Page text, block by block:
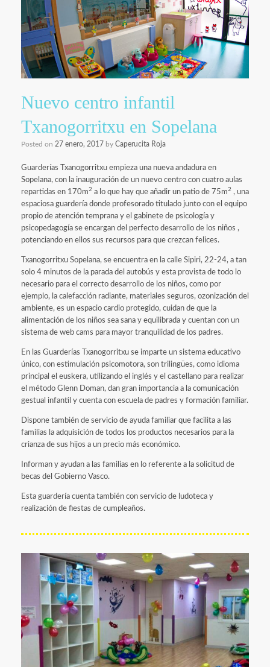
Nuevo centro infantil
Txanogorritxu en Sopelana
Posted on 27 enero, 2017 by Caperucita Roja
Guarderías Txanogorritxu empieza una nueva andadura en
Sopelana, con la inauguración de un nuevo centro con cuatro aulas
repartidas en 170m2 a lo que hay que añadir un patio de 75m2 , una
espaciosa guardería donde profesorado titulado junto con el equipo
propio de atención temprana y el gabinete de psicología y
psicopedagogía se encargan del perfecto desarrollo de los niños ,
potenciando en ellos sus recursos para que crezcan felices.
Txanogorritxu Sopelana, se encuentra en la calle Sipiri, 22-24, a tan
solo 4 minutos de la parada del autobús y esta provista de todo lo
necesario para el correcto desarrollo de los niños, como por
ejemplo, la calefacción radiante, materiales seguros, ozonización del
ambiente, es un espacio cardio protegido, cuidan de que la
alimentación de los niños sea sana y equilibrada y cuentan con un
sistema de web cams para mayor tranquilidad de los padres.
En las Guarderías Txanogorritxu se imparte un sistema educativo
único, con estimulación psicomotora, son trilingües, como idioma
principal el euskera, utilizando el inglés y el castellano para realizar
el método Glenn Doman, dan gran importancia a la comunicación
gestual infantil y cuenta con escuela de padres y formación familiar.
Dispone también de servicio de ayuda familiar que facilita a las
familias la adquisición de todos los productos necesarios para la
crianza de sus hijos a un precio más económico.
Informan y ayudan a las familias en lo referente a la solicitud de
becas del Gobierno Vasco.
Esta guardería cuenta también con servicio de ludoteca y
realización de fiestas de cumpleaños.